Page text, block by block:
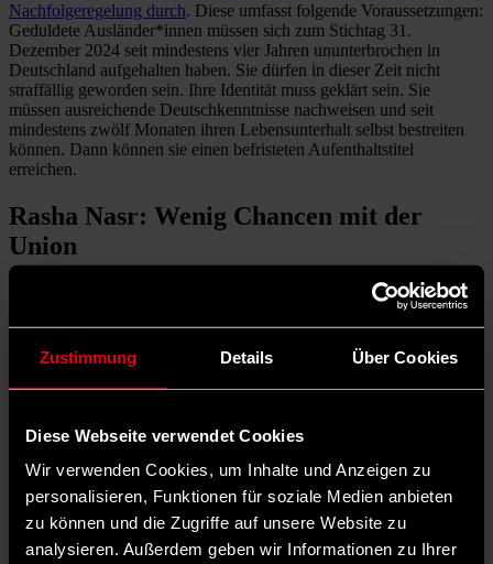
Zustimmung Details Über Cookies
Diese Webseite verwendet Cookies
Wir verwenden Cookies, um Inhalte und Anzeigen zu
personalisieren, Funktionen für soziale Medien anbieten
zu können und die Zugriffe auf unsere Website zu
analysieren. Außerdem geben wir Informationen zu Ihrer
Nachfolgeregelung durch. Diese umfasst folgende Voraussetzungen:
Geduldete Ausländer*innen müssen sich zum Stichtag 31.
Dezember 2024 seit mindestens vier Jahren ununterbrochen in
Deutschland aufgehalten haben. Sie dürfen in dieser Zeit nicht
straffällig geworden sein. Ihre Identität muss geklärt sein. Sie
müssen ausreichende Deutschkenntnisse nachweisen und seit
mindestens zwölf Monaten ihren Lebensunterhalt selbst bestreiten
können. Dann können sie einen befristeten Aufenthaltstitel
erreichen.
Rasha Nasr: Wenig Chancen mit der
Union
Die Nachfolgeregelung wurde im Bundestag beschlossen, allerdings
ist sie bis Ende Dezember 2027 befristet. Danach besitzen geduldete
Menschen Stand jetzt zumindest keine vergleichbare Chance mehr,
eine dauerhafte Bleibemöglichkeit in Deutschland zu erlangen.
Ändert sich daran noch etwas? Rasha Nasr, die integrations- und
sich im Gespräch mit dem „vorwärts“ skeptisch: „Es waren jetzt
sehe mit dieser Union ehrlicherweise keine große Chance darauf,
den Chancenaufenthalt zu entfristen.“ Was aus ihrer Sicht paradox
erscheint. Denn gerade CDU und CSU müssten ein Interesse daran
haben, einen Anreiz zu schaffen, dass Menschen in Arbeit kommen
und ihren Lebensunterhalt ohne staatliche Unterstützung bestreiten.